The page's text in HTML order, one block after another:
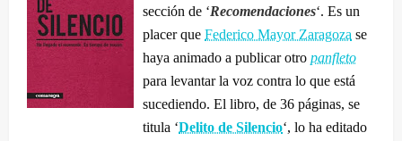
sección de ‘Recomendaciones‘. Es un
placer que Federico Mayor Zaragoza se
haya animado a publicar otro panfleto
para levantar la voz contra lo que está
sucediendo. El libro, de 36 páginas, se
titula ‘Delito de Silencio‘, lo ha editado